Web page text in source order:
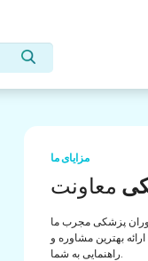
مزایای ما
معاونت
پزشکی مجرب ما
بهترین مشاوره و
راهنمایی به شما.